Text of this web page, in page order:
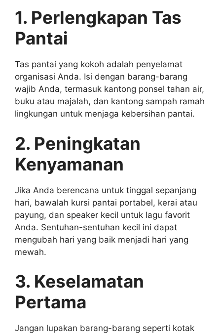
1. Perlengkapan Tas
Pantai
Tas pantai yang kokoh adalah penyelamat
organisasi Anda. Isi dengan barang-barang
wajib Anda, termasuk kantong ponsel tahan air,
buku atau majalah, dan kantong sampah ramah
lingkungan untuk menjaga kebersihan pantai.
2. Peningkatan
Kenyamanan
Jika Anda berencana untuk tinggal sepanjang
hari, bawalah kursi pantai portabel, kerai atau
payung, dan speaker kecil untuk lagu favorit
Anda. Sentuhan-sentuhan kecil ini dapat
mengubah hari yang baik menjadi hari yang
mewah.
3. Keselamatan
Pertama
Jangan lupakan barang-barang seperti kotak